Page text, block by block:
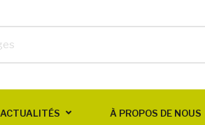
ACTUALITÉS À PROPOS DE NOUS